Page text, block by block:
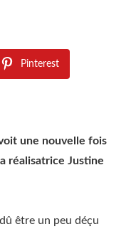
Pinterest
une nouvelle fois
réalisatrice Justine
être un peu déçu